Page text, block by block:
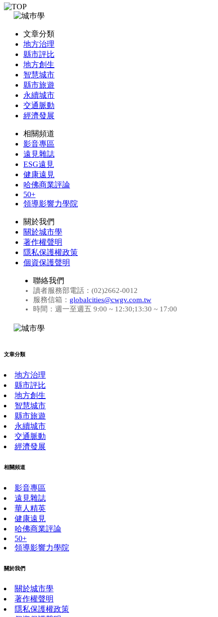
文章分類
地方治理
縣市評比
地方創生
智慧城市
縣市旅遊
永續城市
交通脈動
經濟發展
相關頻道
影音專區
遠見雜誌
ESG遠見
健康遠見
哈佛商業評論
50+
領導影響力學院
關於我們
關於城市學
著作權聲明
隱私保護權政策
個資保護聲明
聯絡我們
讀者服務部電話：(02)2662-0012
服務信箱： globalcities@cwgv.com.tw
時間：週一至週五 9:00 ~ 12:30;13:30 ~ 17:00
文章分類
地方治理
縣市評比
地方創生
智慧城市
縣市旅遊
永續城市
交通脈動
經濟發展
相關頻道
影音專區
遠見雜誌
華人精英
健康遠見
哈佛商業評論
50+
領導影響力學院
關於我們
關於城市學
著作權聲明
隱私保護權政策